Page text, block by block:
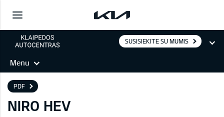
SUSISIEKITE SU MUMIS
Menu
PDF
NIRO HEV